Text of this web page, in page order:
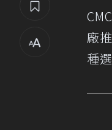
CMC
廠
種